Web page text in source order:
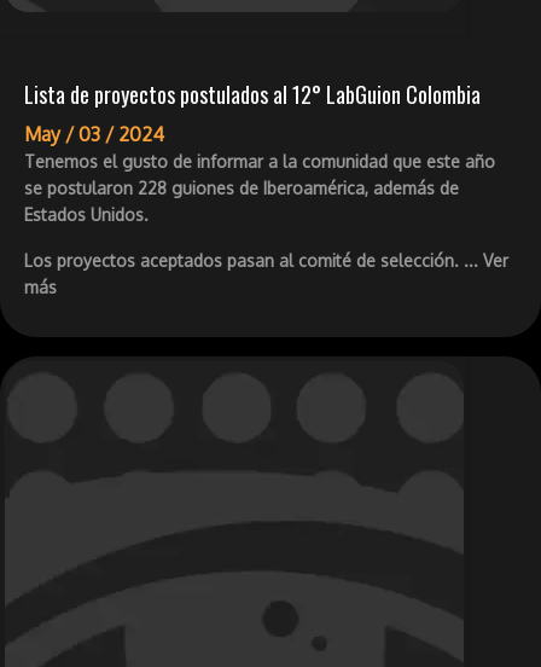
Lista de proyectos postulados al 12° LabGuion Colombia
May / 03 / 2024
Tenemos el gusto de informar a la comunidad que este año
se postularon 228 guiones de Iberoamérica, además de
Estados Unidos.
Los proyectos aceptados pasan al comité de selección. ... Ver
más